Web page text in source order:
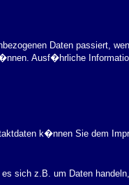
Daten passiert,
Ausf�hrliche
k�nnen Sie dem
sich z.B. um Daten